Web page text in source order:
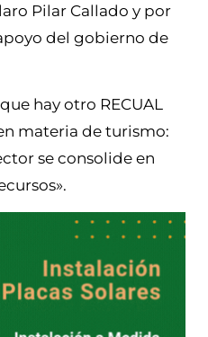
Pilar Callado y por
del gobierno de
hay otro RECUAL
materia de turismo:
se consolide en